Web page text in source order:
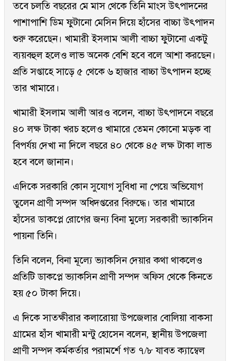
তবে চলতি বছরের মে মাস থেকে তিনি মাংস উৎপাদনের
পাশাপাশি ডিম ফুটানো মেসিন দিয়ে হাঁসের বাচ্চা উৎপাদন
শুরু করেছেন। খামারী ইসলাম আলী বাচ্চা ফুটানো একটু
ব্যয়বহুল হলেও লাভ অনেক বেশি হবে বলে আশা করছেন।
প্রতি সপ্তাহে সাড়ে ৫ থেকে ৬ হাজার বাচ্চা উৎপাদন হচ্ছে
তার খামারে।
খামারী ইসলাম আলী আরও বলেন, বাচ্চা উৎপাদনে বছরে
৪০ লক্ষ টাকা খরচ হলেও খামারে তেমন কোনো মড়ক বা
বিপর্যয় দেখা না দিলে বছরে ৪০ থেকে ৪৫ লক্ষ টাকা লাভ
হবে বলে জানান।
এদিকে সরকারি কোন সুযোগ সুবিধা না পেয়ে অভিযোগ
তুলেন প্রাণী সম্পদ অধিদপ্তরের বিরুদ্ধে। তার খামারে
হাঁসের ডাকপ্লে রোগের জন্য বিনা মুল্যে সরকারী ভ্যাকসিন
পায়না তিনি।
তিনি বলেন, বিনা মূল্যে ভ্যাকসিন দেয়ার কথা থাকলেও
প্রতিটি ডাকপ্লে ভ্যাকসিন প্রাণী সম্পদ অফিস থেকে কিনতে
হয় ৫০ টাকা দিয়ে।
এ দিকে সাতক্ষীরার কলারোয়া উপজেলার বোলিয়া বাকসা
গ্রামের হাঁস খামারী মন্টু হোসেন বলেন, স্থানীয় উপজেলা
প্রাণী সম্পদ কর্মকর্তার পরামর্শে গত ৭/৮ যাবত ক্যাম্বেল